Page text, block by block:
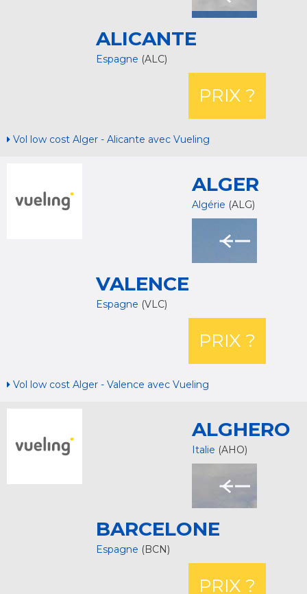
ALICANTE
Espagne (ALC)
PRIX ?
Vol low cost Alger - Alicante avec Vueling
ALGER
Algérie (ALG)
VALENCE
Espagne (VLC)
PRIX ?
Vol low cost Alger - Valence avec Vueling
ALGHERO
Italie (AHO)
BARCELONE
Espagne (BCN)
PRIX ?